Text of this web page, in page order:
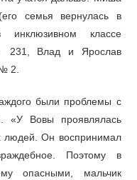
семья вернулась в
классе
231, Влад и Ярослав
2.
были проблемы с
«У Вовы проявлялась
людей. Он воспринимал
Поэтому в
опасными, мальчик